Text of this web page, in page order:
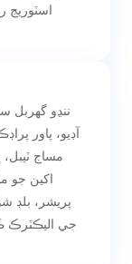
اسٽوريج
ننڍو گھربل
آڊيو، پاور
مساج
اکين جو
پريشر، بلڊ
جي اليڪٽرڪ